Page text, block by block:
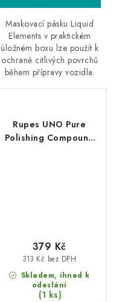
Maskovací pásku Liquid
Elements v praktickém
úložném boxu lze použít k
ochraně citlivých povrchů
během přípravy vozidla.
Rupes UNO Pure
Polishing Compound
Skladem, ihned k
odeslání
(1 ks)
313 Kč bez DPH
379 Kč